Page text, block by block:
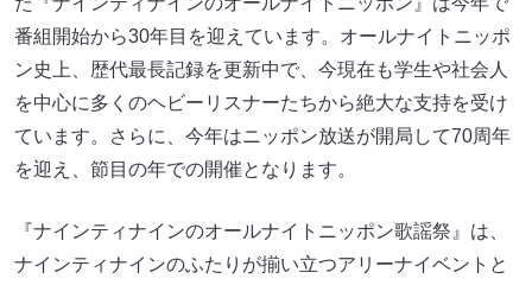
番組開始から30年目を迎えています。オールナイトニッポ
ン史上、歴代最長記録を更新中で、今現在も学生や社会人
を中心に多くのヘビーリスナーたちから絶大な支持を受け
ています。さらに、今年はニッポン放送が開局して70周年
を迎え、節目の年での開催となります。
『ナインティナインのオールナイトニッポン歌謡祭』は、
ナインティナインのふたりが揃い立つアリーナイベントと